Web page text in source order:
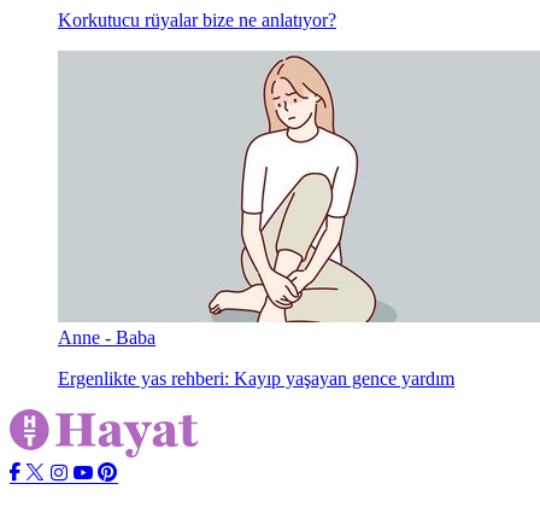
Korkutucu rüyalar bize ne anlatıyor?
Anne - Baba
Ergenlikte yas rehberi: Kayıp yaşayan gence yardım